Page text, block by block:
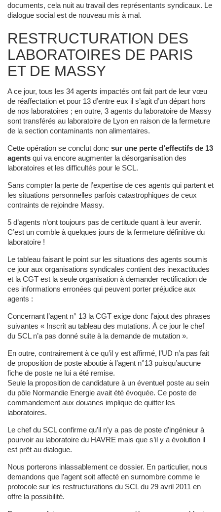
documents, cela nuit au travail des représentants syndicaux. Le
dialogue social est de nouveau mis à mal.
RESTRUCTURATION DES
LABORATOIRES DE PARIS
ET DE MASSY
A ce jour, tous les 34 agents impactés ont fait part de leur vœu
de réaffectation et pour 13 d’entre eux il s’agit d’un départ hors
de nos laboratoires ; en outre, 3 agents du laboratoire de Massy
sont transférés au laboratoire de Lyon en raison de la fermeture
de la section contaminants non alimentaires.
Cette opération se conclut donc sur une perte d’effectifs de 13
agents qui va encore augmenter la désorganisation des
laboratoires et les difficultés pour le SCL.
Sans compter la perte de l’expertise de ces agents qui partent et
les situations personnelles parfois catastrophiques de ceux
contraints de rejoindre Massy.
5 d’agents n’ont toujours pas de certitude quant à leur avenir.
C’est un comble à quelques jours de la fermeture définitive du
laboratoire !
Le tableau faisant le point sur les situations des agents soumis
ce jour aux organisations syndicales contient des inexactitudes
et la CGT est la seule organisation à demander rectification de
ces informations erronées qui peuvent porter préjudice aux
agents :
Concernant l’agent n° 13 la CGT exige donc l’ajout des phrases
suivantes « Inscrit au tableau des mutations. À ce jour le chef
du SCL n’a pas donné suite à la demande de mutation ».
En outre, contrairement à ce qu’il y est affirmé, l’UD n’a pas fait
de proposition de poste aboutie à l’agent n°13 puisqu’aucune
fiche de poste ne lui a été remise.
Seule la proposition de candidature à un éventuel poste au sein
du pôle Normandie Energie avait été évoquée. Ce poste de
commandement aux douanes implique de quitter les
laboratoires.
Le chef du SCL confirme qu’il n’y a pas de poste d’ingénieur à
pourvoir au laboratoire du HAVRE mais que s’il y a évolution il
est prêt au dialogue.
Nous porterons inlassablement ce dossier. En particulier, nous
demandons que l’agent soit affecté en surnombre comme le
protocole sur les restructurations du SCL du 29 avril 2011 en
offre la possibilité.